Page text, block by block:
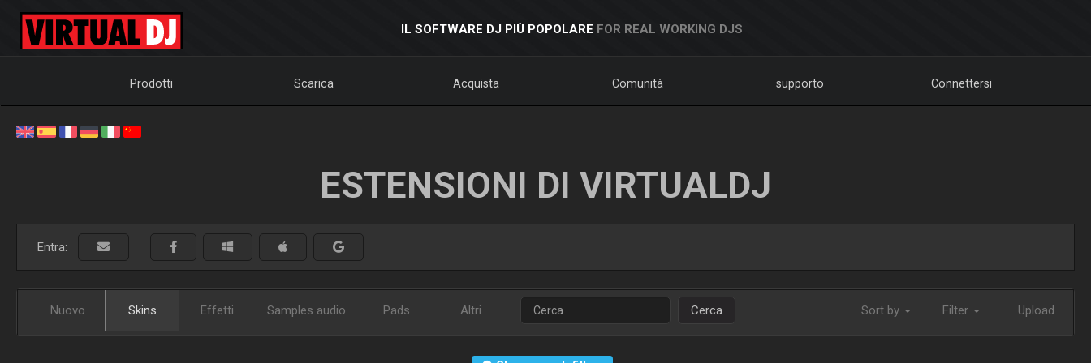
IL SOFTWARE DJ PIÙ POPOLARE FOR REAL WORKING DJS
Prodotti Scarica Acquista Comunità supporto Connettersi
ESTENSIONI DI VIRTUALDJ
Entra:
Nuovo Skins Effetti Samples audio Pads Altri Cerca Sort by Filter Upload